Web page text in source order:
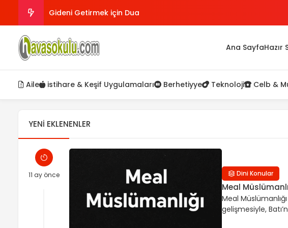
Gideni Getirmek için Dua
Zennun Duası (her türlü zorluktan kurtulma duası)
inançsız kimselerin hidayete ermesi için
Ana SayfaHazır
Aile istihare & Keşif Uygulamaları Berhetiyye Teknoloji Celb &
YENI EKLENENLER
11 ay önce Dini Konular
Meal
Meal
gelişmesiyle,